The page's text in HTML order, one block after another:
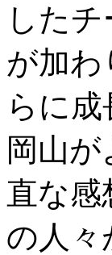
した
が加わ
らに
岡山
直な
の人